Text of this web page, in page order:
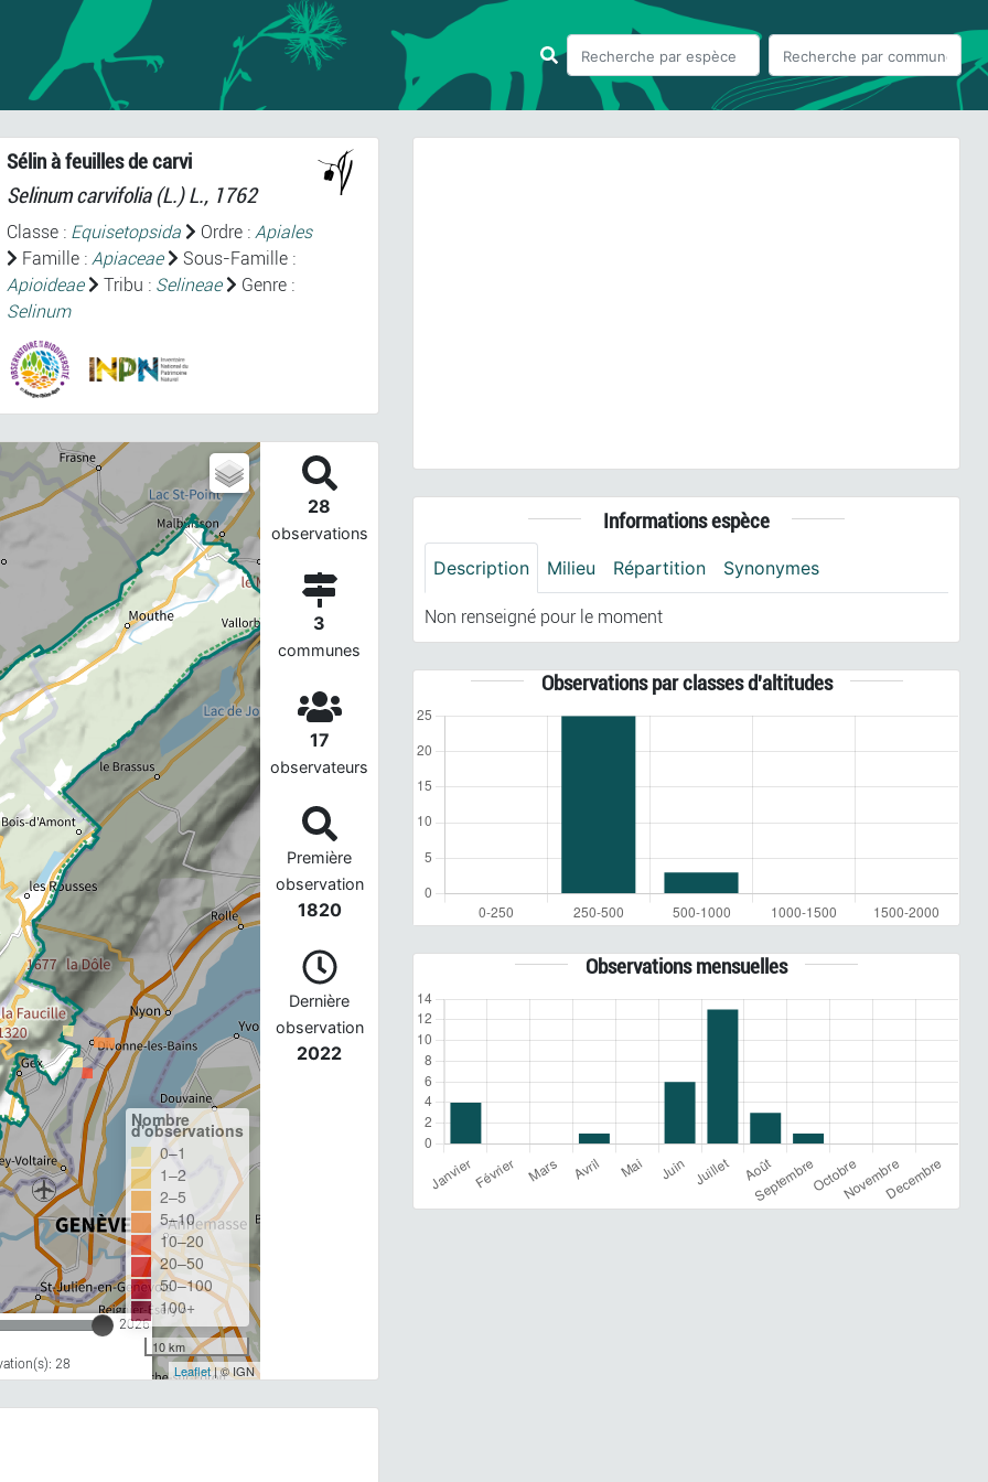
Sélin à feuilles de carvi
Selinum carvifolia(L.) L., 1762
Classe : Equisetopsida Ordre : Apiales
Famille : Apiaceae
Sous-Famille :
Apioideae
Tribu : Selineae
Genre :
Selinum
2026
28
Nombre
d'observations
0–1
1–2
2–5
5–10
10–20
20–50
50–100
100+
10 km
Leaflet| © IGN
28
observations
3
communes
17
observateurs
Première
observation
1820
Dernière
observation
2022
Informations espèce
Description Milieu Répartition Synonymes
Non renseigné pour le moment
Observations par classes d'altitudes
Observations mensuelles